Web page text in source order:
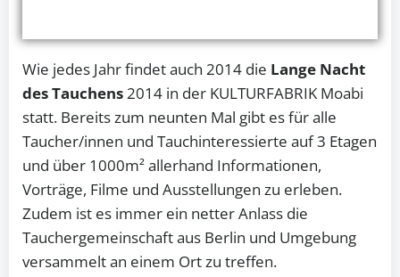
Wie jedes Jahr findet auch 2014 die Lange Nacht
des Tauchens2014 in der KULTURFABRIK Moabi
statt. Bereits zum neunten Mal gibt es für alle
Taucher/innen und Tauchinteressierte auf 3 Etagen
und über 1000m² allerhand Informationen,
Vorträge, Filme und Ausstellungen zu erleben.
Zudem ist es immer ein netter Anlass die
Tauchergemeinschaft aus Berlin und Umgebung
versammelt an einem Ort zu treffen.